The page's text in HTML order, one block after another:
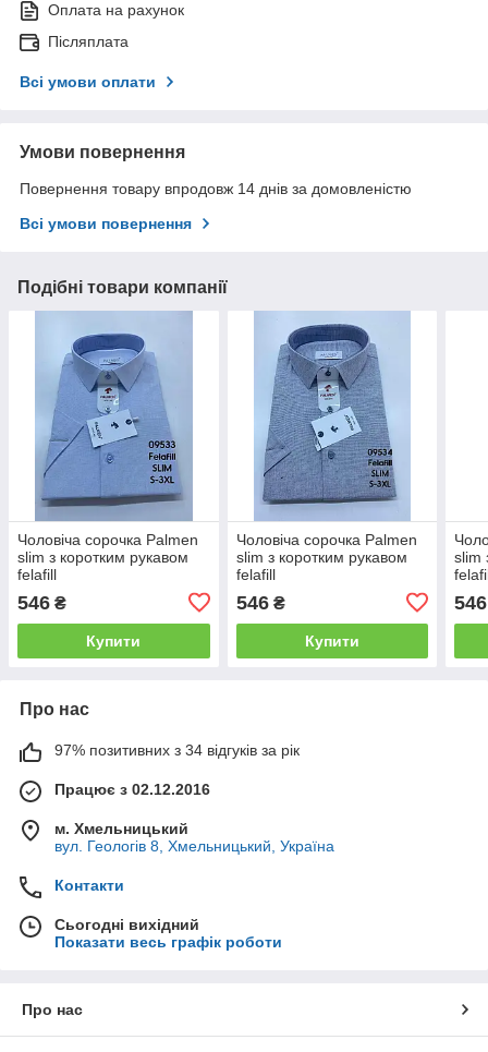
Оплата на рахунок
Післяплата
Всі умови оплати
Умови повернення
Повернення товару впродовж 14 днів за домовленістю
Всі умови повернення
Подібні товари компанії
Чоловіча сорочка Palmen
slim з коротким рукавом
felafill
546 ₴
Купити
Чоловіча сорочка Palmen
slim з коротким рукавом
felafill
546₴
Купити
slim
546
Про нас
97% позитивних з 34 відгуків за рік
Працює з 02.12.2016
м. Хмельницький
вул. Геологів 8, Хмельницький, Україна
Контакти
Сьогодні вихідний
Показати весь графік роботи
Про нас